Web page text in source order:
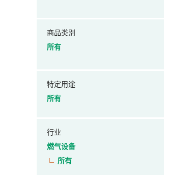
商品类别
所有
特定用途
所有
行业
燃气设备
所有